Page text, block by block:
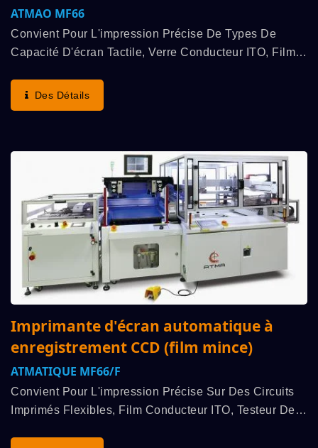
ATMAO MF66
Convient Pour L'impression Précise De Types De
Capacité D'écran Tactile, Verre Conducteur ITO, Film
Etc. Caractéristique : Haute Précision De La Planéité...
Des Détails
Imprimante d'écran automatique à
enregistrement CCD (film mince)
ATMATIQUE MF66/F
Convient Pour L'impression Précise Sur Des Circuits
Imprimés Flexibles, Film Conducteur ITO, Testeur De